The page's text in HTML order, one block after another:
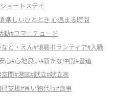
ョートステイ
楽しいひととき 心温まる時間
動#ユマニチュード
と・えん#傾聴ボランティア#入職
心#心地良い#新たな仲間#書道
間#港区#献立#献立表
支援#買い物代行#食事